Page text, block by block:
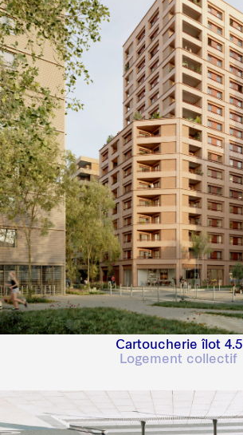
Cartoucherie îlot 4.5
Logement collectif